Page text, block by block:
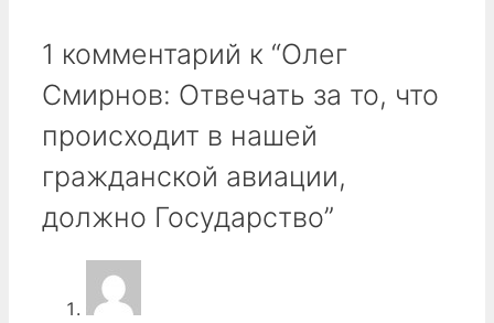
1 комментарий к “Олег
Смирнов: Отвечать за то, что
происходит в нашей
гражданской авиации,
должно Государство”